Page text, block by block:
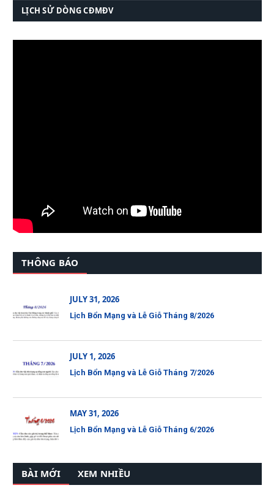
LỊCH SỬ DÒNG CĐMĐV
THÔNG BÁO
JULY 31, 2026
Lịch Bổn Mạng và Lễ Giỗ Tháng 8/2026
JULY 1, 2026
Lịch Bổn Mạng và Lễ Giỗ Tháng 7/2026
MAY 31, 2026
Lịch Bổn Mạng và Lễ Giỗ Tháng 6/2026
BÀI MỚI XEM NHIỀU